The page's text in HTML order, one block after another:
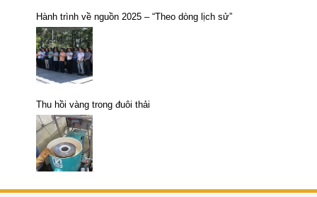
Hành trình về nguồn 2025 – “Theo dòng lịch sử”
Thu hồi vàng trong đuôi thải